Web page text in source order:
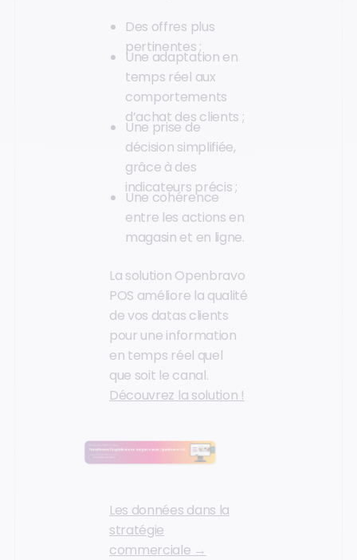
Des offres plus
pertinentes ;
Une adaptation en
temps réel aux
comportements
d’achat des clients ;
Une prise de
décision simplifiée,
grâce à des
indicateurs précis ;
Une cohérence
entre les actions en
magasin et en ligne.
La solution Openbravo
POS améliore la qualité
de vos datas clients
pour une information
en temps réel quel
que soit le canal.
Découvrez la solution !
Les données dans la
stratégie
commerciale →